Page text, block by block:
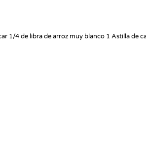
1/4 de libra de arroz muy blanco 1 Astilla de